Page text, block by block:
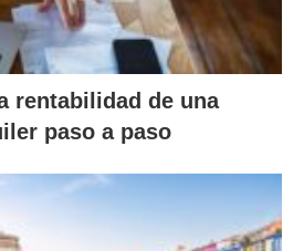
rentabilidad de una
paso a paso